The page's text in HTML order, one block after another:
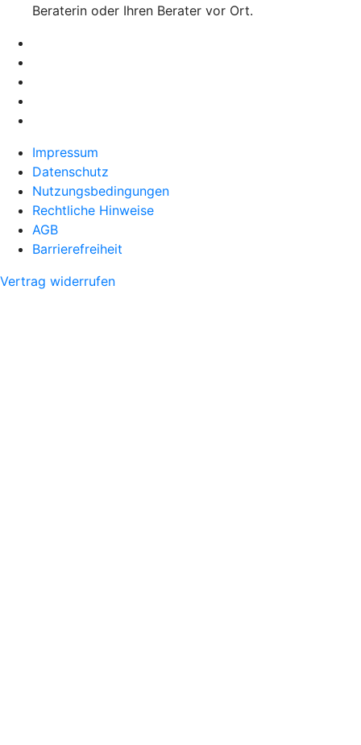
Beraterin oder Ihren Berater vor Ort.
Impressum
Datenschutz
Nutzungsbedingungen
Rechtliche Hinweise
AGB
Barrierefreiheit
Vertrag widerrufen